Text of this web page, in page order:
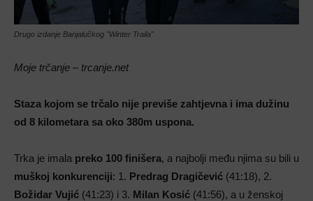
Drugo izdanje Banjalučkog "Winter Traila"
Moje trčanje – trcanje.net
Staza kojom se trčalo nije previše zahtjevna i ima dužinu
od 8 kilometara sa oko 380m uspona.
Trka je imala preko 100 finišera, a najbolji među njima su bili u
muškoj konkurenciji: 1. Predrag Dragičević (41:18), 2.
Božidar Vujić (41:23) i 3. Milan Kosić (41:56), a u ženskoj